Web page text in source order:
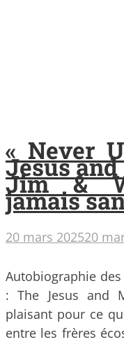
« Never
Jesus
Jim &
jamais
20 mars 202520
Autobiographie
: The Jesus and
plaisant pour ce
entre les frères